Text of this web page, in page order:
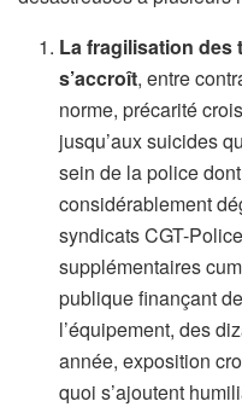
La fragilisation des
s’accroît, entre
norme, précarité
jusqu’aux suicides
sein de la police
considérablement
syndicats CGT-
supplémentaires
publique finançant
l’équipement, des
année, exposition
quoi s’ajoutent